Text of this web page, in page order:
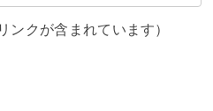
ンクが含まれています）